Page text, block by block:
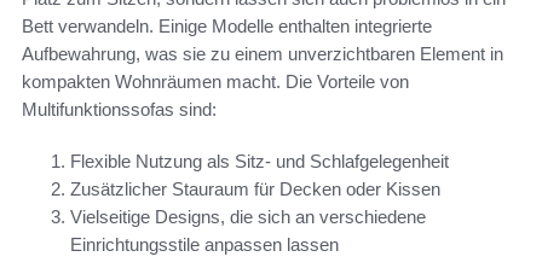
Bett verwandeln. Einige Modelle enthalten integrierte
Aufbewahrung, was sie zu einem unverzichtbaren Element in
kompakten Wohnräumen macht. Die Vorteile von
Multifunktionssofas sind:
Flexible Nutzung als Sitz- und Schlafgelegenheit
Zusätzlicher Stauraum für Decken oder Kissen
Vielseitige Designs, die sich an verschiedene
Einrichtungsstile anpassen lassen